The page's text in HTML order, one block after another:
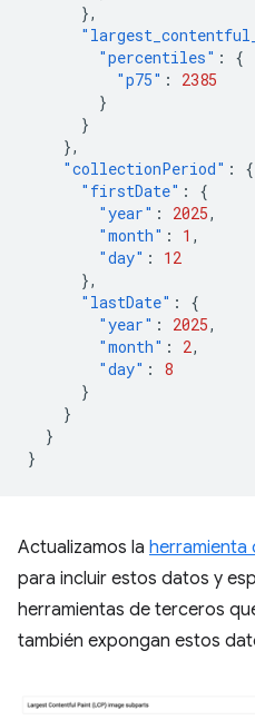
},
"percentiles" :
{
"p75" :
2385
}
}
},
"collectionPeriod" :
{
"firstDate" :
{
"year" : 2025,
"month" : 1 ,
"day" :
12
},
"lastDate" :
{
"year" : 2025,
"month" : 2,
"day" :
8
}
}
}
}
Actualizamos la herramienta
para incluir estos datos y
herramientas de terceros
también expongan estos